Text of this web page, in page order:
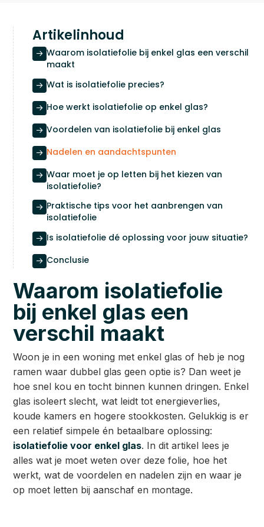
Waarom isolatiefolie
bij enkel glas een
verschil maakt
Woon je in een woning met enkel glas of heb je nog
ramen waar dubbel glas geen optie is? Dan weet je
hoe snel kou en tocht binnen kunnen dringen. Enkel
glas isoleert slecht, wat leidt tot energieverlies,
koude kamers en hogere stookkosten. Gelukkig is er
een relatief simpele én betaalbare oplossing:
isolatiefolie voor enkel glas. In dit artikel lees je
alles wat je moet weten over deze folie, hoe het
werkt, wat de voordelen en nadelen zijn en waar je
op moet letten bij aanschaf en montage.
Artikelinhoud
 Waarom isolatiefolie bij enkel glas een verschil
maakt
 Wat is isolatiefolie precies?
 Hoe werkt isolatiefolie op enkel glas?
 Voordelen van isolatiefolie bij enkel glas
 Nadelen en aandachtspunten
 Waar moet je op letten bij het kiezen van
isolatiefolie?
 Praktische tips voor het aanbrengen van
isolatiefolie
 Is isolatiefolie dé oplossing voor jouw situatie?
 Conclusie